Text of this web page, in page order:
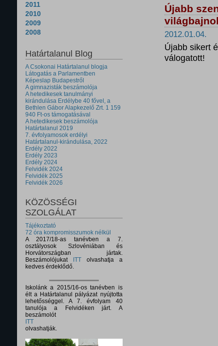
2011
2010
2009
2008
Határtalanul Blog
A Csokonai Határtalanul blogja
Látogatás a Parlamentben
Képeslap Budapestről
A gimnazisták beszámolója
A hetedikesek tanulmányi
kirándulása Erdélybe 40 fővel, a
Bethlen Gábor Alapkezelő Zrt. 1 159
940 Ft-os támogatásával
A hetedikesek beszámolója
Határtalanul 2019
7. évfolyamosok erdélyi
Határtalanul-kirándulása, 2022
Erdély 2022
Erdély 2023
Erdély 2024
Felvidék 2024
Felvidék 2025
Felvidék 2026
KÖZÖSSÉGI
SZOLGÁLAT
Tájékoztató
72 óra kompromisszumok nélkül
A 2017/18-as tanévben a 7.
osztályosok Szlovéniában és
Horvátországban jártak.
Beszámolójukat
ITTolvashatja a
kedves érdeklődő.
Iskolánk a 2015/16-os tanévben is
élt a Határtalanul pályázat nyújtotta
lehetősséggel. A 7. évfolyam 40
tanulója a Felvidéken járt. A
beszámolót
ITT
olvashatják.
Újabb
2012.01.04.
Újabb sikert
válogatott!